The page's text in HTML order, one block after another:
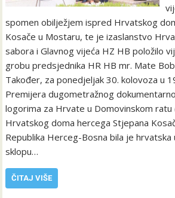
spomen obilježjem ispred Hrvatskog
Kosače u Mostaru, te je izaslanstvo
sabora i Glavnog vijeća HZ HB položilo
grobu predsjednika HR HB mr. Mate
Također, za ponedjeljak 30. kolovoza u
Premijera dugometražnog
logorima za Hrvate u Domovinskom ratu
Hrvatskog doma hercega Stjepana
Republika Herceg-Bosna bila je hrvatska
sklopu…
ČITAJ VIŠE